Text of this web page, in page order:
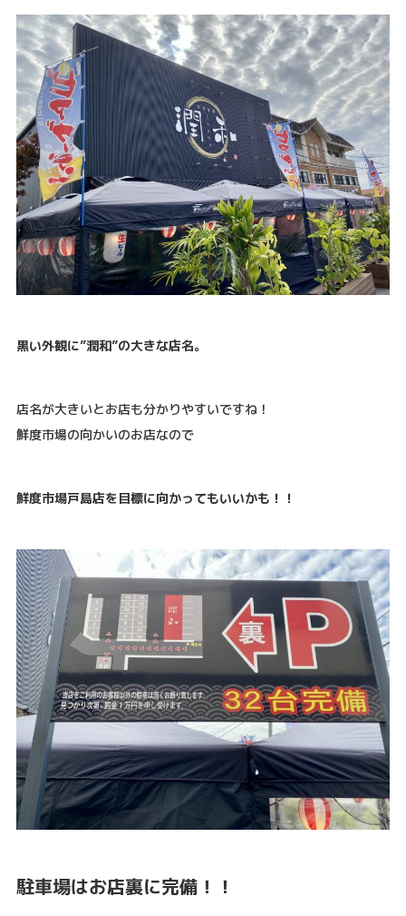
黒い外観に”潤和”の大きな店名。
店名が大きいとお店も分かりやすいですね！
鮮度市場の向かいのお店なので
鮮度市場戸島店を目標に向かってもいいかも！！
駐車場はお店裏に完備！！